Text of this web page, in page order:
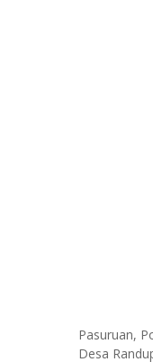
Pasuruan,
Desa